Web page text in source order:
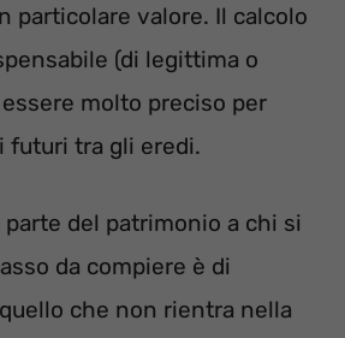
particolare valore. Il calcolo
(di legittima o
molto preciso per
futuri tra gli eredi.
parte del patrimonio a chi si
da compiere è di
che non rientra nella